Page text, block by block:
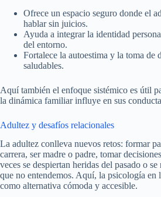
Ofrece un espacio seguro donde el
hablar sin juicios.
Ayuda a integrar la identidad
del entorno.
Fortalece la autoestima y la toma de
saludables.
Aquí también el enfoque sistémico es útil
la dinámica familiar influye en sus
Adultez y desafíos relacionales
La adultez conlleva nuevos retos: formar
carrera, ser madre o padre, tomar
veces se despiertan heridas del pasado o
que no entendemos. Aquí, la psicología en
como alternativa cómoda y accesible.